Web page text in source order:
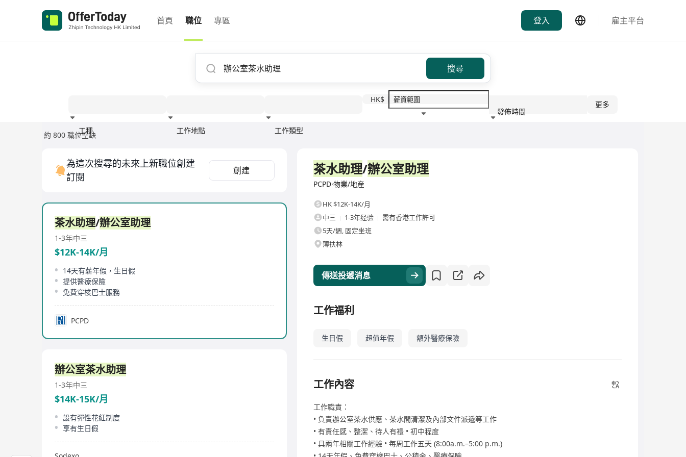
首頁 職位 專區 登入 雇主平台
搜尋
工種 工作地點 工作類型
HK$
發佈時間
更多
約 800 職位空缺
為這次搜尋的未來上新職位創建
訂閱
創建
茶水助理/辦公室助理
1-3年中三
$12K-14K/月
14天有薪年假，生日假
提供醫療保險
免費穿梭巴士服務
PCPD
辦公室茶水助理
1-3年中三
$14K-15K/月
設有彈性花紅制度
享有生日假
茶水助理/辦公室助理
PCPD·物業/地産
HK $12K-14K/月
中三
1-3年经验
需有香港工作許可
5天/週, 固定坐班
薄扶林
傳送投遞消息
工作福利
生日假 超值年假 額外醫療保險
工作內容
工作職責：
• 負責辦公室茶水供應、茶水間清潔及內部文件派遞等工作
• 有責任感、整潔、待人有禮 • 初中程度
• 具兩年相關工作經驗 • 每周工作五天 (8:00a.m.–5:00 p.m.)